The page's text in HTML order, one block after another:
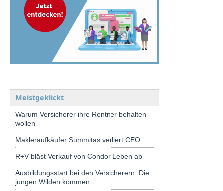
Meistgeklickt
Warum Versicherer ihre Rentner behalten
wollen
Makleraufkäufer Summitas verliert CEO
R+V bläst Verkauf von Condor Leben ab
Ausbildungsstart bei den Versicherern: Die
jungen Wilden kommen